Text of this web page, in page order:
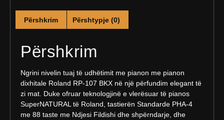
Përshkrim Përshtypje (0)
Përshkrim
Ngrini nivelin tuaj të udhëtimit me pianon me pianon
dixhitale Roland RP-107 BKX në një përfundim elegant të
zi mat. Duke ofruar teknologjinë e vlerësuar të pianos
SuperNATURAL të Roland, tastierën Standarde PHA-4
me 88 taste me Ndjesi Fildishi dhe shpërndarje, dhe